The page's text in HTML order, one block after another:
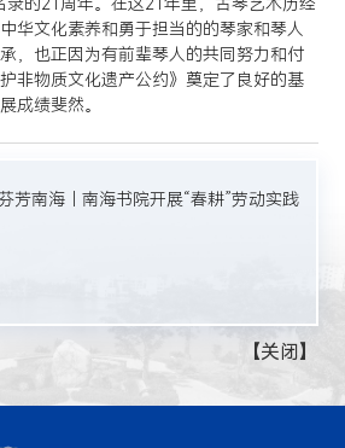
华文化素养和勇于担当的的琴家和琴人
，也正因为有前辈琴人的共同努力和付
非物质文化遗产公约》奠定了良好的基
成绩斐然。
芳南海｜南海书院开展“春耕”劳动实践
【关闭】